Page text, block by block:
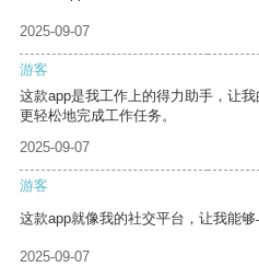
2025-09-07
游客
这款app是我工作上的得力助手，让
更轻松地完成工作任务。
2025-09-07
游客
这款app就像我的社交平台，让我能够
2025-09-07